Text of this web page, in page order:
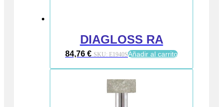
DIAGLOSS RA
84,76 € SKU: E1940SAñadir al carrito